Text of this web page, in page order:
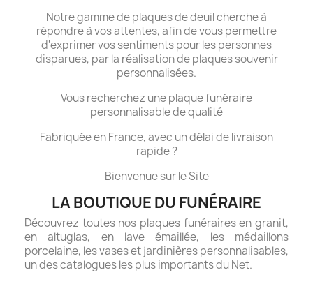
Notre gamme de plaques de deuil cherche à
répondre à vos attentes, afin de vous permettre
d'exprimer vos sentiments pour les personnes
disparues, par la réalisation de plaques souvenir
personnalisées.
Vous recherchez une plaque funéraire
personnalisable de qualité
Fabriquée en France, avec un délai de livraison
rapide ?
Bienvenue sur le Site
LA BOUTIQUE DU FUNÉRAIRE
Découvrez toutes nos plaques funéraires en granit,
en altuglas, en lave émaillée, les médaillons
porcelaine, les vases et jardinières personnalisables,
un des catalogues les plus importants du Net.